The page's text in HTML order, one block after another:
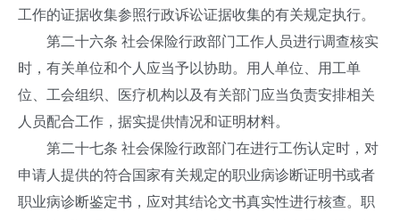
工作的证据收集参照行政诉讼证据收集的有关规定执行。
第二十六条 社会保险行政部门工作人员进行调查核实
时，有关单位和个人应当予以协助。用人单位、用工单
位、工会组织、医疗机构以及有关部门应当负责安排相关
人员配合工作，据实提供情况和证明材料。
第二十七条 社会保险行政部门在进行工伤认定时，对
申请人提供的符合国家有关规定的职业病诊断证明书或者
职业病诊断鉴定书，应对其结论文书真实性进行核查。职